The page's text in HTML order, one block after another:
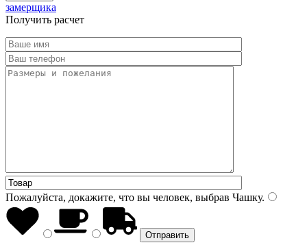
замерщика
Получить расчет
Пожалуйста, докажите, что вы человек, выбрав Чашку.